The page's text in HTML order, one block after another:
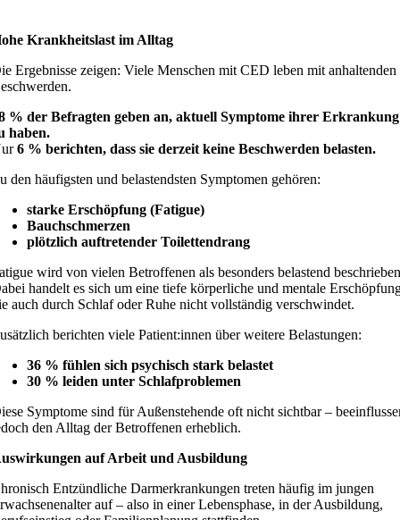
Krankheitslast im Alltag
Ergebnisse zeigen: Viele Menschen mit CED leben mit anhaltenden
% der Befragten geben an, aktuell Symptome ihrer Erkrankung
haben.
6 % berichten, dass sie derzeit keine Beschwerden belasten.
den häufigsten und belastendsten Symptomen gehören:
starke Erschöpfung (Fatigue)
Bauchschmerzen
plötzlich auftretender Toilettendrang
wird von vielen Betroffenen als besonders belastend
handelt es sich um eine tiefe körperliche und mentale
auch durch Schlaf oder Ruhe nicht vollständig verschwindet.
berichten viele Patient:innen über weitere Belastungen:
36 % fühlen sich psychisch stark belastet
30 % leiden unter Schlafproblemen
Symptome sind für Außenstehende oft nicht sichtbar –
den Alltag der Betroffenen erheblich.
auf Arbeit und Ausbildung
Entzündliche Darmerkrankungen treten häufig im jungen
auf – also in einer Lebensphase, in der Ausbildung,